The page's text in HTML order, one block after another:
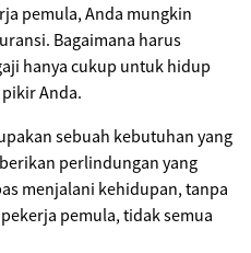
pemula, Anda mungkin
Bagaimana harus
hanya cukup untuk hidup
Anda.
sebuah kebutuhan yang
perlindungan yang
menjalani kehidupan, tanpa
pemula, tidak semua